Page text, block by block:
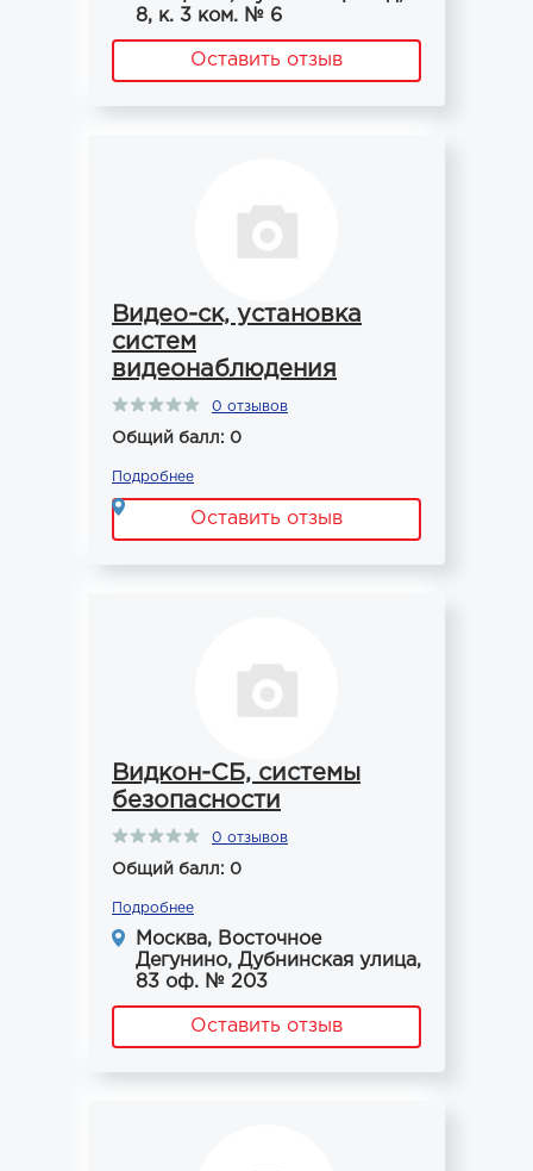
8, к. 3 ком. № 6
Оставить отзыв
Видео-ск, установка
систем
видеонаблюдения
0 отзывов
Общий балл: 0
Подробнее
Оставить отзыв
Видкон-СБ, системы
безопасности
0 отзывов
Общий балл: 0
Подробнее
Москва, Восточное
Дегунино, Дубнинская улица,
83 оф. № 203
Оставить отзыв